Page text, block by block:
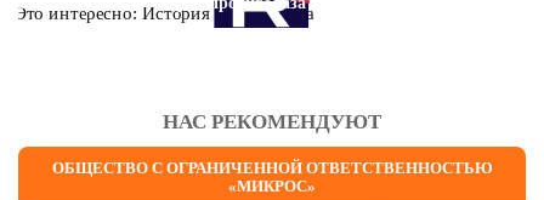
НАС РЕКОМЕНДУЮТ
ОБЩЕСТВО С ОГРАНИЧЕННОЙ ОТВЕТСТВЕННОСТЬЮ
«МИКРОС»